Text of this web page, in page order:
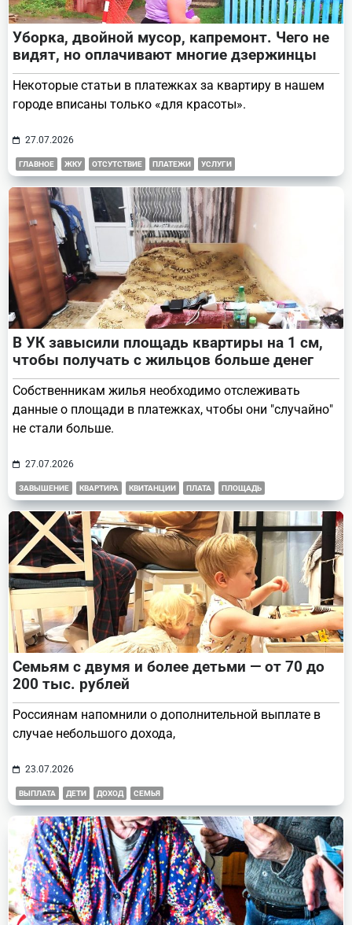
Уборка, двойной мусор, капремонт. Чего не
видят, но оплачивают многие дзержинцы
Некоторые статьи в платежках за квартиру в нашем
городе вписаны только «для красоты».
27.07.2026
ГЛАВНОЕ ЖКУ ОТСУТСТВИЕ ПЛАТЕЖИ УСЛУГИ
В УК завысили площадь квартиры на 1 см,
чтобы получать с жильцов больше денег
Собственникам жилья необходимо отслеживать
данные о площади в платежках, чтобы они "случайно"
не стали больше.
27.07.2026
ЗАВЫШЕНИЕ КВАРТИРА КВИТАНЦИИ ПЛАТА ПЛОЩАДЬ
Семьям с двумя и более детьми — от 70 до
200 тыс. рублей
Россиянам напомнили о дополнительной выплате в
случае небольшого дохода,
23.07.2026
ВЫПЛАТА ДЕТИ ДОХОД СЕМЬЯ